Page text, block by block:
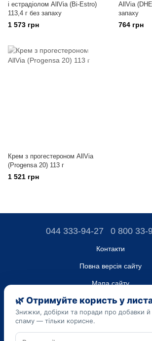
і естрадіолом AllVia (Bi-Estro)
113,4 г без запаху
1 573 грн
AllVia
запаху
764 грн
Крем з прогестероном AllVia
(Progensa 20) 113 г
1 521 грн
044 333-94-27 0 800 33-
Контакти
Повна версія сайту
Мапа сайту
ТОВ “ДО ЮА”,
Код ЄДРПОУ 45223262
Дата реєстрації 14.09.2023